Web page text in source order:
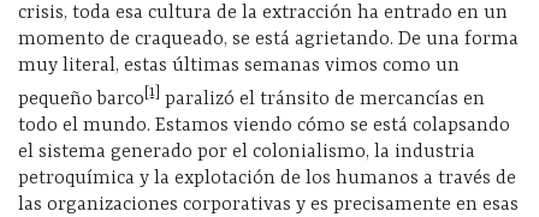
crisis, toda esa cultura de la extracción ha entrado en un
momento de craqueado, se está agrietando. De una forma
muy literal, estas últimas semanas vimos como un
pequeño barco[1] paralizó el tránsito de mercancías en
todo el mundo. Estamos viendo cómo se está colapsando
el sistema generado por el colonialismo, la industria
petroquímica y la explotación de los humanos a través de
las organizaciones corporativas y es precisamente en esas